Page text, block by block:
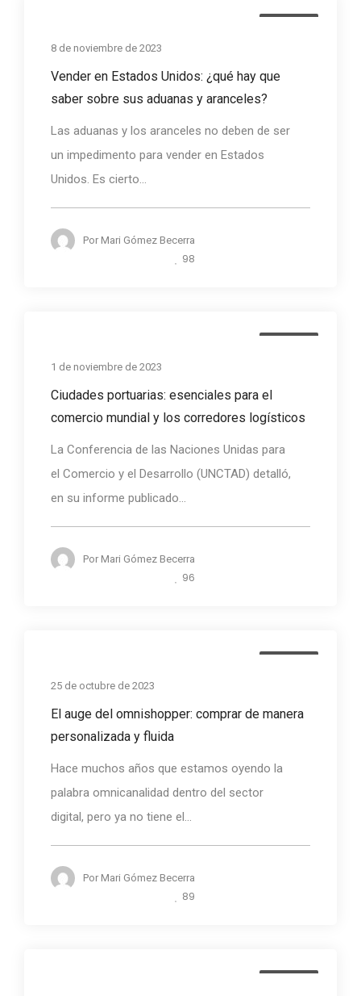
8 de noviembre de 2023
Vender en Estados Unidos: ¿qué hay que
saber sobre sus aduanas y aranceles?
Las aduanas y los aranceles no deben de ser
un impedimento para vender en Estados
Unidos. Es cierto...
Por Mari Gómez Becerra
98
1 de noviembre de 2023
Ciudades portuarias: esenciales para el
comercio mundial y los corredores logísticos
La Conferencia de las Naciones Unidas para
el Comercio y el Desarrollo (UNCTAD) detalló,
en su informe publicado...
Por Mari Gómez Becerra
96
25 de octubre de 2023
El auge del omnishopper: comprar de manera
personalizada y fluida
Hace muchos años que estamos oyendo la
palabra omnicanalidad dentro del sector
digital, pero ya no tiene el...
Por Mari Gómez Becerra
89